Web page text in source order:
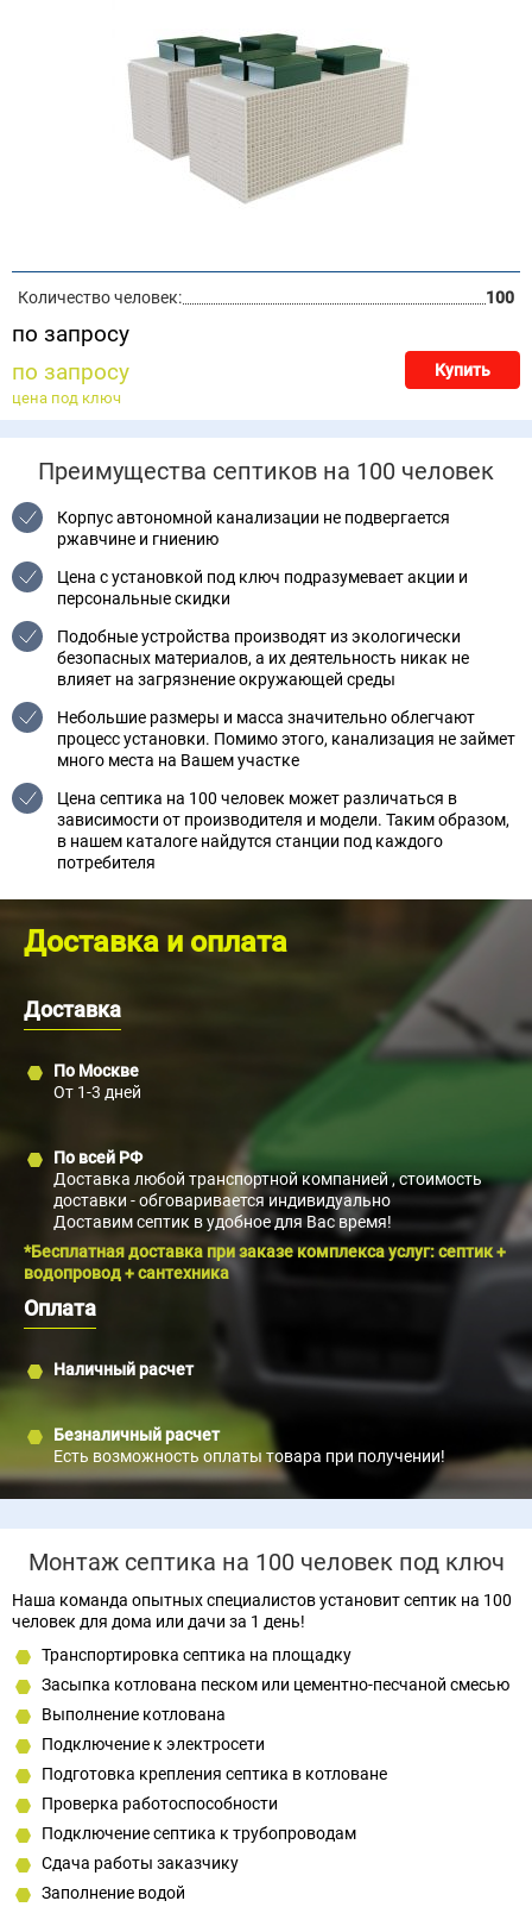
Количество человек: 100
по запросу
по запросу
Купить
цена под ключ
Преимущества септиков на 100 человек
Корпус автономной канализации не подвергается
ржавчине и гниению
Цена с установкой под ключ подразумевает акции и
персональные скидки
Подобные устройства производят из экологически
безопасных материалов, а их деятельность никак не
влияет на загрязнение окружающей среды
Небольшие размеры и масса значительно облегчают
процесс установки. Помимо этого, канализация не займет
много места на Вашем участке
Цена септика на 100 человек может различаться в
зависимости от производителя и модели. Таким образом,
в нашем каталоге найдутся станции под каждого
потребителя
Доставка и оплата
Доставка
По Москве
От 1-3 дней
По всей РФ
Доставка любой транспортной компанией , стоимость
доставки - обговаривается индивидуально
Доставим септик в удобное для Вас время!
*Бесплатная доставка при заказе комплекса услуг: септик +
водопровод + сантехника
Оплата
Наличный расчет
Безналичный расчет
Есть возможность оплаты товара при получении!
Монтаж септика на 100 человек под ключ
Наша команда опытных специалистов установит септик на 100
человек для дома или дачи за 1 день!
Транспортировка септика на площадку
Засыпка котлована песком или цементно-песчаной смесью
Выполнение котлована
Подключение к электросети
Подготовка крепления септика в котловане
Проверка работоспособности
Подключение септика к трубопроводам
Сдача работы заказчику
Заполнение водой